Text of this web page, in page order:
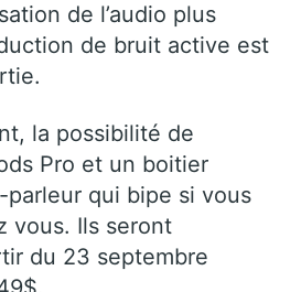
de l’audio plus
de bruit active est
la possibilité de
Pro et un boitier
parleur qui bipe si vous
vous. Ils seront
du 23 septembre